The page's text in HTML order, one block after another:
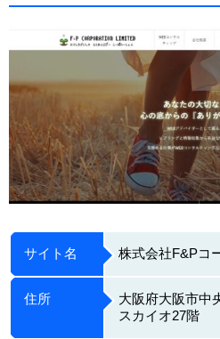
サイト名 株式会社F&Pコ
住所
大阪府大阪市中
スカイオ27階